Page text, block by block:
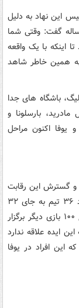
این نهاد به دلیل
در مورد سوپرلیگ انتقاد کرد. پلاتینی ۶۵ ساله گفت: وقتی شما
اینکه با یک واقعه
به همین خاطر شاهد
باشگاه های جدا
بارسلونا و
و یوفا اکنون مراحل
و گسترش این رقابت
ها را احمقانه توصیف کرد. از فصل ۲۵-۲۰۲۴، تعداد ۳۶ تیم به جای ۳۲
تیم در مرحله مقدماتی شرکت می کنند و در مجموع ۱۰۰ بازی دیگر برگزار
ایده علاقه ندارد
این افراد در یوفا